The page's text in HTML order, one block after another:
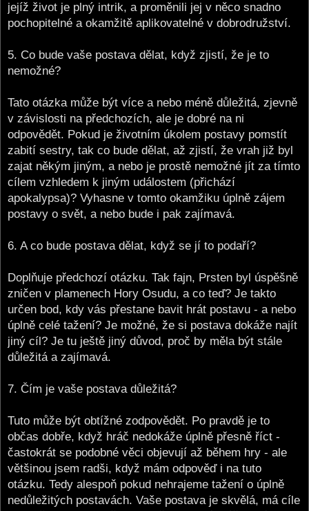
jejíž život je plný intrik, a proměnili jej v něco snadno
pochopitelné a okamžitě aplikovatelné v dobrodružství.
5. Co bude vaše postava dělat, když zjistí, že je to
nemožné?
Tato otázka může být více a nebo méně důležitá, zjevně
v závislosti na předchozích, ale je dobré na ni
odpovědět. Pokud je životním úkolem postavy pomstít
zabití sestry, tak co bude dělat, až zjistí, že vrah již byl
zajat někým jiným, a nebo je prostě nemožné jít za tímto
cílem vzhledem k jiným událostem (přichází
apokalypsa)? Vyhasne v tomto okamžiku úplně zájem
postavy o svět, a nebo bude i pak zajímavá.
6. A co bude postava dělat, když se jí to podaří?
Doplňuje předchozí otázku. Tak fajn, Prsten byl úspěšně
zničen v plamenech Hory Osudu, a co teď? Je takto
určen bod, kdy vás přestane bavit hrát postavu - a nebo
úplně celé tažení? Je možné, že si postava dokáže najít
jiný cíl? Je tu ještě jiný důvod, proč by měla být stále
důležitá a zajímavá.
7. Čím je vaše postava důležitá?
Tuto může být obtížné zodpovědět. Po pravdě je to
občas dobře, když hráč nedokáže úplně přesně říct -
častokrát se podobné věci objevují až během hry - ale
většinou jsem radši, když mám odpověď i na tuto
otázku. Tedy alespoň pokud nehrajeme tažení o úplně
nedůležitých postavách. Vaše postava je skvělá, má cíle